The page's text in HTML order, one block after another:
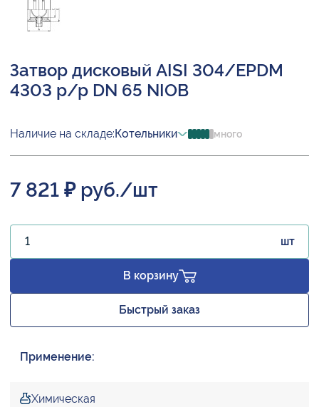
Затвор дисковый AISI 304/EPDM
4303 р/р DN 65 NIOB
Наличие на складе:Котельники много
7 821 ₽ руб./шт
шт
В корзину
Быстрый заказ
Применение:
Химическая